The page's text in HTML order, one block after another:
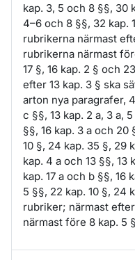
kap. 3, 5 och 8 §§, 30
4–6 och 8 §§, 32 kap.
rubrikerna närmast
rubrikerna närmast
17 §, 16 kap. 2 § och
efter 13 kap. 3 § ska
arton nya paragrafer,
c §§, 13 kap. 2 a, 3 a,
§§, 16 kap. 3 a och 20
10 §, 24 kap. 35 §, 29
kap. 4 a och 13 §§, 13
kap. 17 a och b §§, 16
5 §§, 22 kap. 10 §, 24
rubriker; närmast
närmast före 8 kap. 5